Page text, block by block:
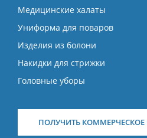
Медицинские халаты
Униформа для поваров
Изделия из болони
Накидки для стрижки
Головные уборы
ПОЛУЧИТЬ